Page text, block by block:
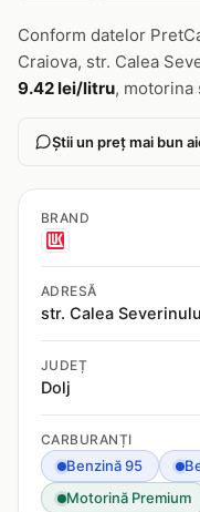
Conform datelor
Craiova, str. Calea
9.42 lei/litru, motorina
Știi un preț mai bun
BRAND
ADRESĂ
str. Calea
JUDEȚ
Dolj
CARBURANȚI
Benzină 95
Motorină Premium